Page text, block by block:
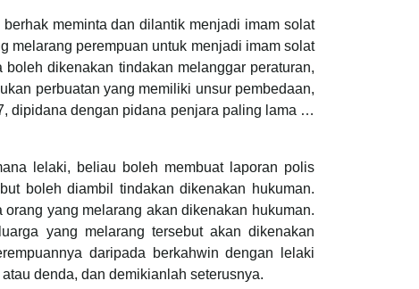
meminta dan dilantik menjadi imam solat
melarang perempuan untuk menjadi imam solat
dikenakan tindakan melanggar peraturan,
perbuatan yang memiliki unsur pembedaan,
dipidana dengan pidana penjara paling lama …
lelaki, beliau boleh membuat laporan polis
boleh diambil tindakan dikenakan hukuman.
yang melarang akan dikenakan hukuman.
yang melarang tersebut akan dikenakan
daripada berkahwin dengan lelaki
denda, dan demikianlah seterusnya.